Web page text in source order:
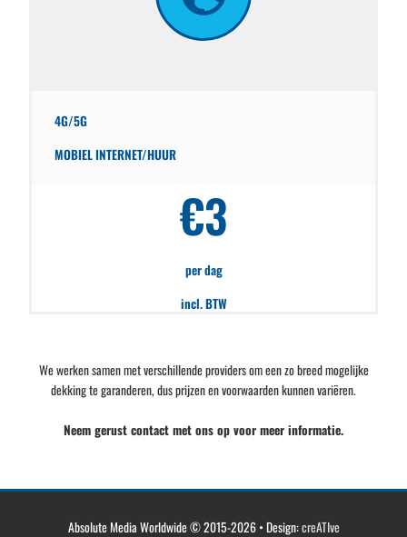
4G/5G
MOBIEL INTERNET/HUUR
€3
per dag
incl. BTW
We werken samen met verschillende providers om een ​​zo breed mogelijke
dekking te garanderen, dus prijzen en voorwaarden kunnen variëren.
Neem gerust contact met ons op voor meer informatie.
Absolute Media Worldwide© 2015-2026 • Design:creATIve